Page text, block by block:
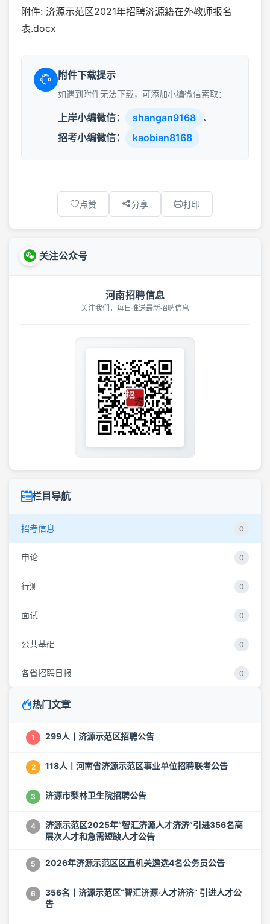
附件: 济源示范区2021年招聘济源籍在外教师报名
表.docx
附件下载提示
如遇到附件无法下载，可添加小编微信索取：
上岸小编微信： shangan9168 、
招考小编微信： kaobian8168
点赞 分享 打印
关注公众号
河南招聘信息
关注我们，每日推送最新招聘信息
栏目导航
招考信息 0
申论 0
行测 0
面试 0
公共基础 0
各省招聘日报 0
热门文章
1 299人丨济源示范区招聘公告
2 118人丨河南省济源示范区事业单位招聘联考公告
3 济源市梨林卫生院招聘公告
4
济源示范区2025年“智汇济源人才济济”引进356名高
层次人才和急需短缺人才公告
5 2026年济源示范区区直机关遴选4名公务员公告
6
356名丨济源示范区“智汇济源·人才济济” 引进人才公
告